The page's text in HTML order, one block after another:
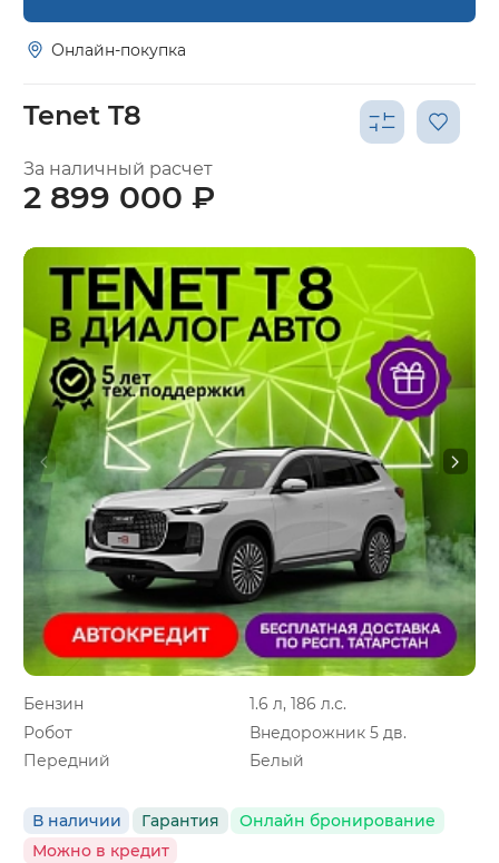
Онлайн-покупка
Tenet T8
Бензин
1.6 л, 186 л.с.
Робот
Внедорожник 5 дв.
Передний
Белый
В наличии Гарантия
Онлайн бронирование
Можно в кредит
За наличный расчет
2 899 000 ₽